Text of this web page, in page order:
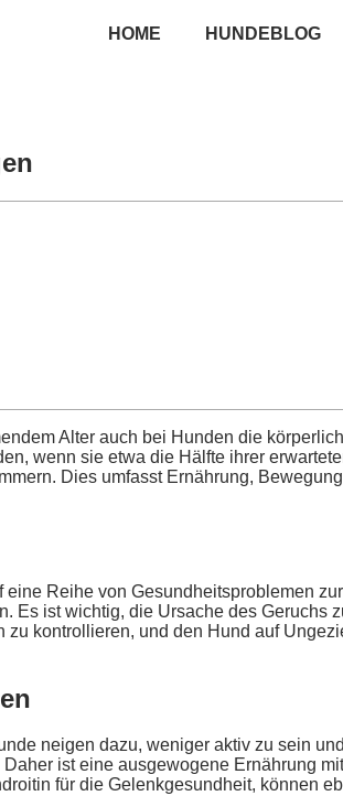
HOME HUNDEBLOG
Alter auch bei Hunden die
wenn sie etwa die Hälfte ihrer
Dies umfasst Ernährung,
Reihe von Gesundheitsproblemen
Es ist wichtig, die Ursache des Geruchs
kontrollieren, und den Hund auf
neigen dazu, weniger aktiv zu sein
ist eine ausgewogene Ernährung
für die Gelenkgesundheit, können